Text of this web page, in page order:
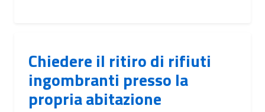
Chiedere il ritiro di rifiuti
ingombranti presso la
propria abitazione